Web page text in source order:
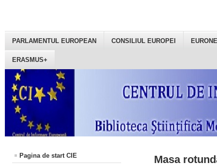
PARLAMENTUL EUROPEAN CONSILIUL EUROPEI
ERASMUS+
Pagina de start CIE
Masa